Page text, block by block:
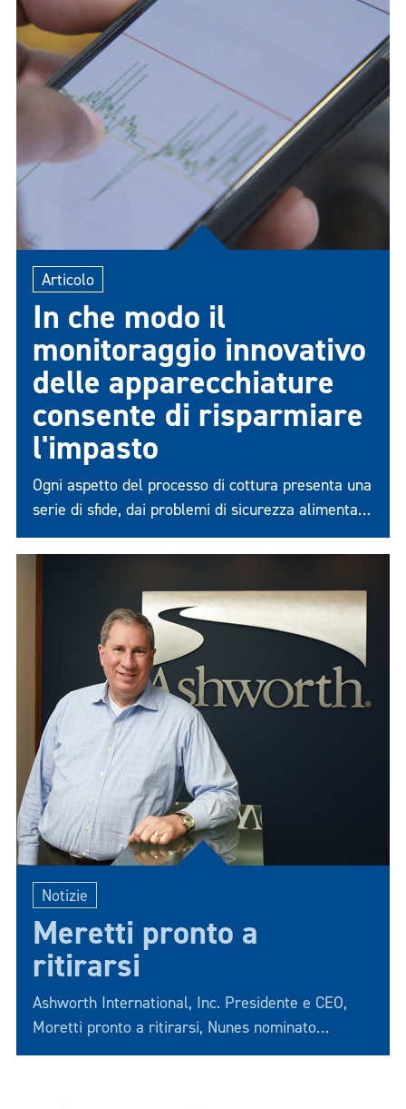
Articolo
In che modo il
monitoraggio innovativo
delle apparecchiature
consente di risparmiare
l'impasto
Ogni aspetto del processo di cottura presenta una
serie di sfide, dai problemi di sicurezza alimentare
all'affidabilità e alla durata delle apparecchiature.
Cosa deve fare un'azienda?
Notizie
Meretti pronto a
ritirarsi
Ashworth International, Inc. Presidente e CEO,
Moretti pronto a ritirarsi, Nunes nominato
successore